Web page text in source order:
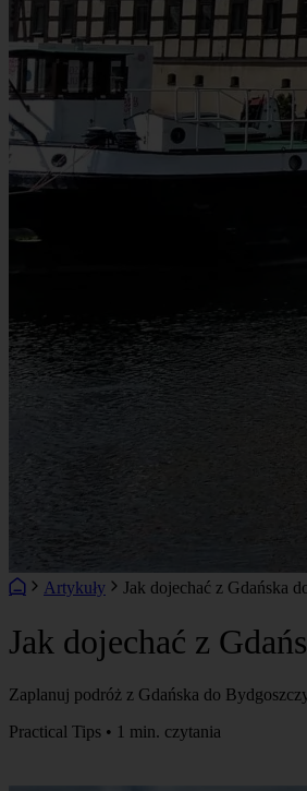
Artykuły Jak dojechać z Gdańska
Jak dojechać z
Zaplanuj podróż z Gdańska do
Practical Tips • 1 min. czytania